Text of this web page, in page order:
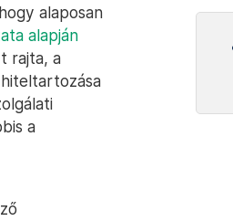
hogy alaposan
alapján
rajta, a
a